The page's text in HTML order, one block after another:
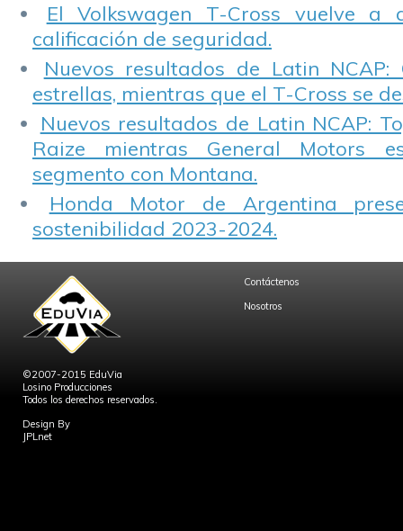
El Volkswagen T-Cross vuelve a
calificación de seguridad.
Nuevos resultados de Latin NCAP:
estrellas, mientras que el T-Cross se
Nuevos resultados de Latin NCAP:
Raize mientras General Motors
segmento con Montana.
Honda Motor de Argentina
sostenibilidad 2023-2024.
©2007-2015 EduVia
Losino Producciones
Todos los derechos reservados.
Design By
JPLnet
Contáctenos
Nosotros